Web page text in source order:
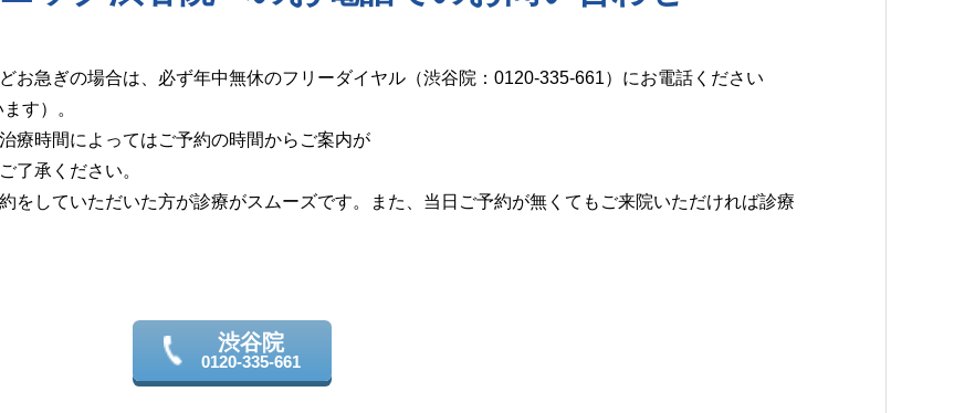
お急ぎの場合は、必ず年中無休のフリーダイヤル（渋谷院：0120-335-661）にお電話ください
す）。
療時間によってはご予約の時間からご案内が
了承ください。
をしていただいた方が診療がスムーズです。また、当日ご予約が無くてもご来院いただければ診療
渋谷院
0120-335-661